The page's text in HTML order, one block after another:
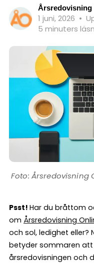
Årsredovisning
1 juni, 2026 •
5 minuters
Årsredovisning
Psst! Har du bråttom
om Årsredovisning
och sol, ledighet
betyder sommaren
årsredovisningen och